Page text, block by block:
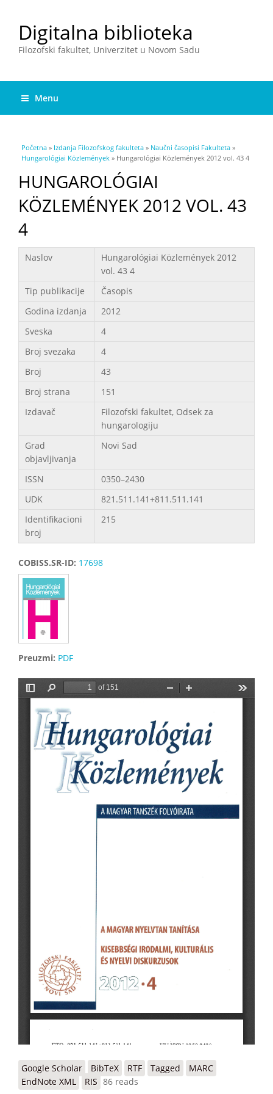
Digitalna biblioteka
Filozofski fakultet, Univerzitet u Novom Sadu
Menu
You are here
Početna » Izdanja Filozofskog fakulteta » Naučni časopisi Fakulteta »
Hungarológiai Közlemények » Hungarológiai Közlemények 2012 vol. 43 4
HUNGAROLÓGIAI
KÖZLEMÉNYEK 2012 VOL. 43
4
Podaci
Naslov
Hungarológiai Közlemények 2012
vol. 43 4
Tip publikacije
Časopis
Godina izdanja
2012
Sveska
4
Broj svezaka
4
Broj
43
Broj strana
151
Izdavač
Filozofski fakultet, Odsek za
hungarologiju
Grad
objavljivanja
Novi Sad
ISSN
0350–2430
UDK
821.511.141+811.511.141
Identifikacioni
broj
215
COBISS.SR-ID: 17698
Preuzmi: PDF
Google Scholar BibTeX RTF Tagged
MARC
EndNote XML
RIS 86 reads